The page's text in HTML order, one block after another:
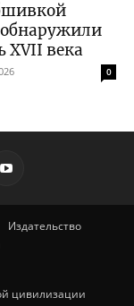
обнаружили
XVII века
0
Издательство
цивилизации